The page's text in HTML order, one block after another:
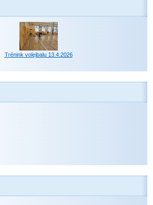
Trénink volejbalu 13.4.2026